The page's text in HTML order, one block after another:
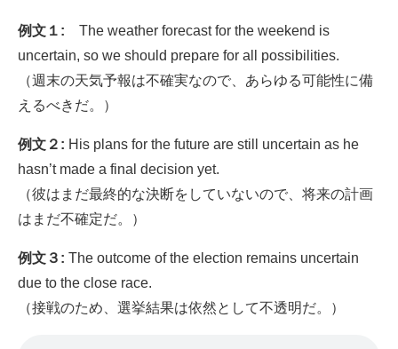
例文１: The weather forecast for the weekend is
uncertain, so we should prepare for all possibilities.
（週末の天気予報は不確実なので、あらゆる可能性に備
えるべきだ。）
例文２: His plans for the future are still uncertain as he
hasn’t made a final decision yet.
（彼はまだ最終的な決断をしていないので、将来の計画
はまだ不確定だ。）
例文３: The outcome of the election remains uncertain
due to the close race.
（接戦のため、選挙結果は依然として不透明だ。）